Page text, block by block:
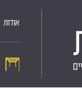
אודות